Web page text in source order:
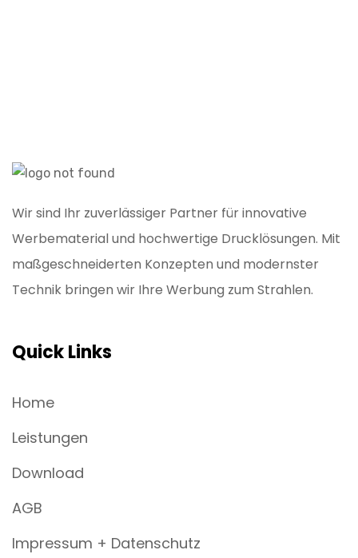
Wir sind Ihr zuverlässiger Partner für innovative
Werbematerial und hochwertige Drucklösungen. Mit
maßgeschneiderten Konzepten und modernster
Technik bringen wir Ihre Werbung zum Strahlen.
Quick Links
Home
Leistungen
Download
AGB
Impressum + Datenschutz